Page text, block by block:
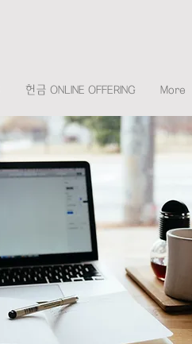
헌금 ONLINE OFFERING More